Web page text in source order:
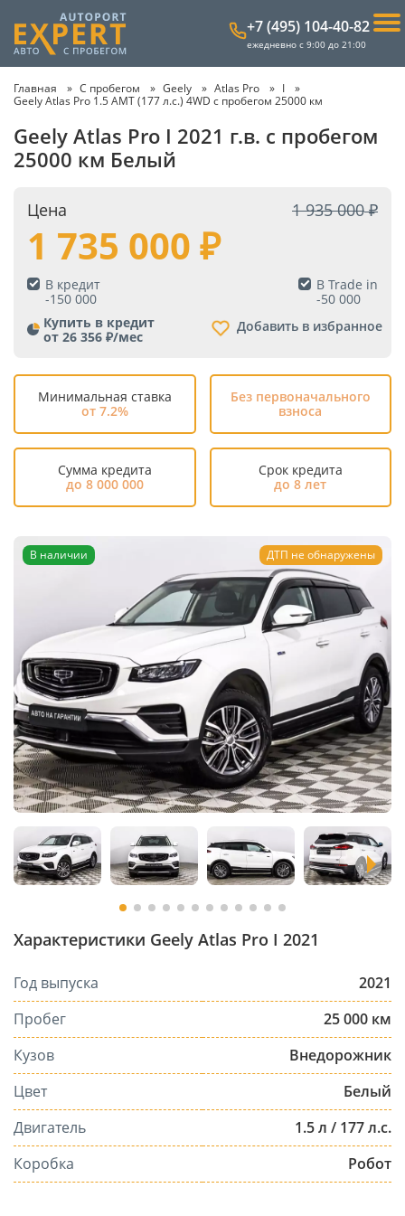
+7 (495) 104-40-82
ежедневно с 9:00 до 21:00
Главная С пробегом Geely Atlas Pro
I
Geely Atlas Pro 1.5 AMT (177 л.с.) 4WD с пробегом 25000 км
Geely Atlas Pro I 2021 г.в. с пробегом
25000 км Белый
Цена 1 935 000
1 735 000
В кредит
-150 000
В Trade in
-50 000
Купить в кредит
от 26 356 ₽/мес
Добавить в избранное
Минимальная ставка
от 7.2%
Без первоначального
взноса
Сумма кредита
до 8 000 000
Срок кредита
до 8 лет
Характеристики Geely Atlas Pro I 2021
Год выпуска
2021
Пробег
25 000 км
Кузов
Внедорожник
Цвет
Белый
Двигатель
1.5 л / 177 л.с.
Коробка
Робот
В наличии ДТП не обнаружены